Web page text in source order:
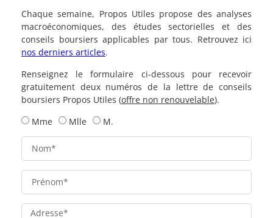
Chaque semaine, Propos Utiles propose des analyses
macroéconomiques, des études sectorielles et des
conseils boursiers applicables par tous. Retrouvez ici
nos derniers articles.
Renseignez le formulaire ci-dessous pour recevoir
gratuitement deux numéros de la lettre de conseils
boursiers Propos Utiles (offre non renouvelable).
Mme
Mlle M.